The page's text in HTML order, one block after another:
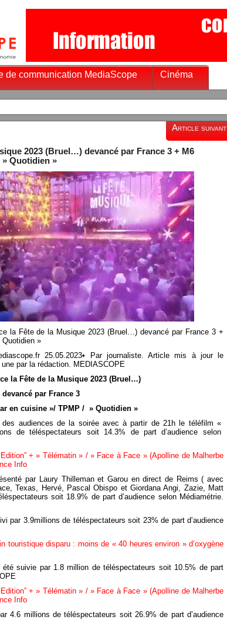
de communication MediaScope Cinéma
Article suivant
2023 (Bruel…) devancé par France 3 + M6
Quotidien »
la Fête de la Musique 2023 (Bruel…) devancé par France 3 +
»
25.05.2023• Par journaliste. Article mis à jour le
par la rédaction. MEDIASCOPE
la Fête de la Musique 2023 (Bruel…)
devancé par France 3
en cuisine »/ TPMP / » Quotidien »
audiences de la soirée avec à partir de 21h le téléfilm «
de téléspectateurs soit 14.3% de part d’audience selon
+ » Télématin » / » Face à Face » (Apolline de Malherbe
Info
par Laury Thilleman et Garou en direct de Reims ( avec
Texas, Hervé, Pascal Obispo et Giordana Angi, Zazie, Matt
soit 18.9% de part d’audience selon Médiamétrie.
par 3.9millions de téléspectateurs soit 23% de part d’audience
touristique disparu : moins de « 40 heures environ » d’oxygène
suivie par 1.8 million de téléspectateurs soit 10.5% de part
+ » Télématin » / » Face à Face » (Apolline de Malherbe
Info
4.6 millions de téléspectateurs soit 26.9% de part d’audience